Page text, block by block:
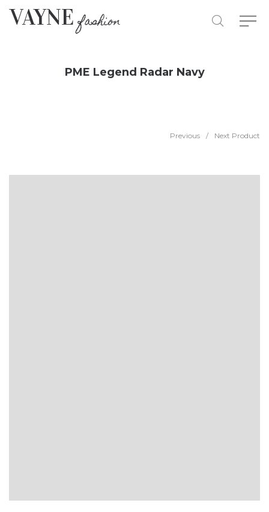
PME Legend Radar Navy
Previous / Next Product